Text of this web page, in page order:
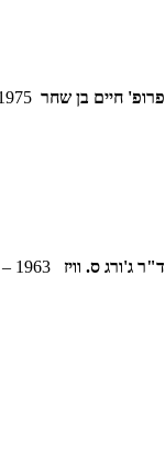
פרופ' חיים בן שחר
ד"ר ג'ורג ס. וויז